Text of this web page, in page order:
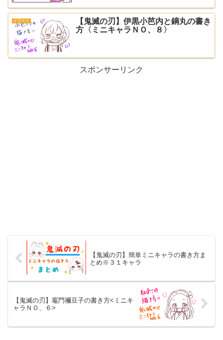
イラスト
【鬼滅の刃】伊黒小芭内と鏑丸の書き
方〈ミニキャラＮＯ、８〉
スポンサーリンク
【鬼滅の刃】簡単ミニキャラの書き方ま
とめ※３１キャラ
【鬼滅の刃】竈門禰豆子の書き方<ミニキ
ャラＮＯ、６>